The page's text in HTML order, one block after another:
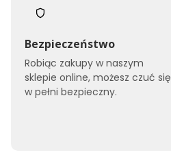
Bezpieczeństwo
Robiąc zakupy w naszym
sklepie online, możesz czuć się
w pełni bezpieczny.